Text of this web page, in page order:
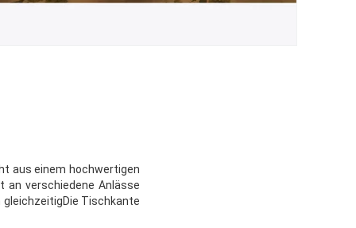
aus einem hochwertigen
an verschiedene Anlässe
Tischkante